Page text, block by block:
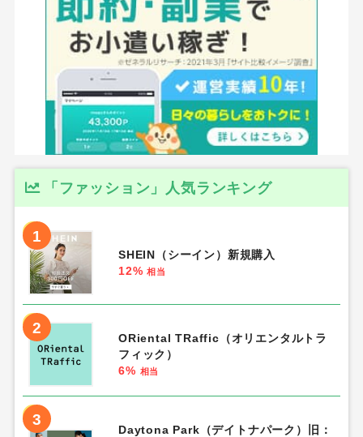
「ファッション」人気ランキング
1
SHEIN（シーイン）新規購入
12% 相当
2
ORiental TRaffic（オリエンタルトラ
フィック）
6% 相当
3
Daytona Park（デイトナパーク）旧：